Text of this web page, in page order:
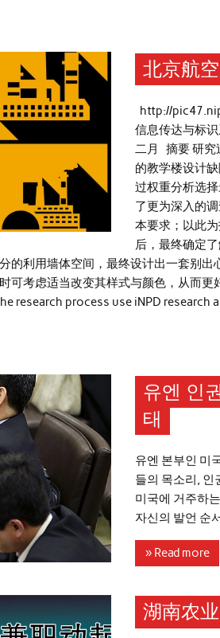
北京航
http://
信息传达与标
二月 摘要 研究
的教学楼设计
过权重分析选
了更为深入的
本要求；以此
后，最终确定
的利用墙体空间，最终设计出一套别
可考虑适当改变其样式与颜色，从而
research process use iNPD research
유엔 인
태
유엔 본부인 미
들의 목소리, 인
미국에 거주하
자신의 발언 순
» Read more
湖南农